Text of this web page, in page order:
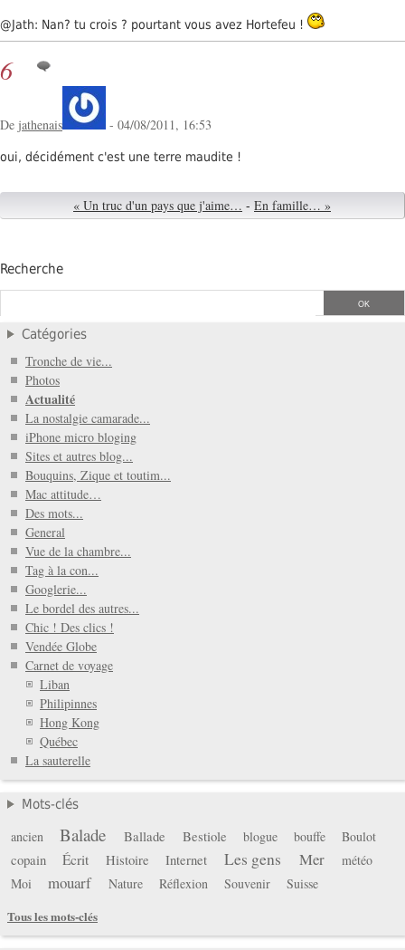
@Jath: Nan? tu crois ? pourtant vous avez Hortefeu !
6
De jathenais - 04/08/2011, 16:53
oui, décidément c'est une terre maudite !
« Un truc d'un pays que j'aime… - En famille… »
Recherche
Catégories
Tronche de vie...
Photos
Actualité
La nostalgie camarade...
iPhone micro bloging
Sites et autres blog...
Bouquins, Zique et toutim...
Mac attitude…
Des mots...
General
Vue de la chambre...
Tag à la con...
Googlerie...
Le bordel des autres...
Chic ! Des clics !
Vendée Globe
Carnet de voyage
Liban
Philipinnes
Hong Kong
Québec
La sauterelle
Mots-clés
ancien Balade Ballade Bestiole blogue bouffe Boulot
copain Écrit Histoire Internet Les gens Mer
météo
Moi
mouarf Nature Réflexion Souvenir
Suisse
Tous les mots-clés